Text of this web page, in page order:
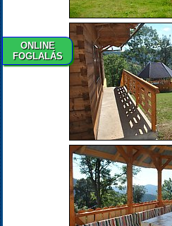
ONLINE
FOGLALÁS